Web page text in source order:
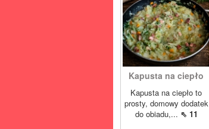
Kapusta na ciepło
Kapusta na ciepło to
prosty, domowy dodatek
do obiadu,... ⇖ 11